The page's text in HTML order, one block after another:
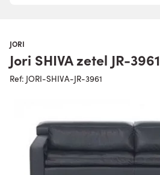
JORI
Jori SHIVA zetel JR-3961
Ref: JORI-SHIVA-JR-3961